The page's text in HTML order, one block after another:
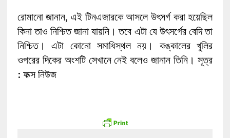
রোমানো জানান, এই টিনএজারকে আসলে উৎসর্গ করা হয়েছিল
কিনা তাও নিশ্চিত জানা যায়নি। তবে এটা যে উৎসর্গের বেদি তা
নিশ্চিত। এটা কোনো সমাধিস্থল নয়। কঙ্কালের খুলির
ওপরের দিকের অংশটি সেখানে নেই বলেও জানান তিনি। সূত্র
: ফক্স নিউজ